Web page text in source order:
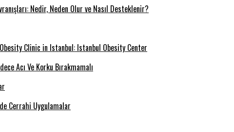
Nedir, Neden Olur ve Nasıl Desteklenir?
Clinic in Istanbul: Istanbul Obesity Center
Acı Ve Korku Bırakmamalı
Cerrahi Uygulamalar